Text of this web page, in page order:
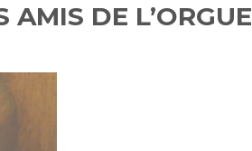
AMIS DE L’ORGUE